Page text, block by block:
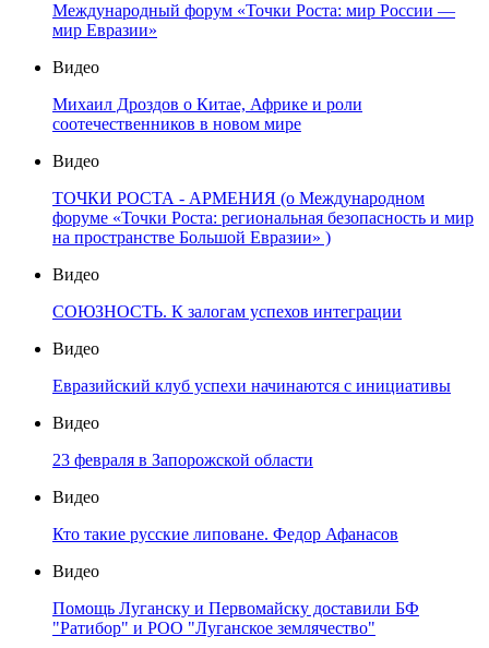
Международный форум «Точки Роста: мир России —
мир Евразии»
Видео
Михаил Дроздов о Китае, Африке и роли
соотечественников в новом мире
Видео
ТОЧКИ РОСТА - АРМЕНИЯ (о Международном
форуме «Точки Роста: региональная безопасность и мир
на пространстве Большой Евразии» )
Видео
СОЮЗНОСТЬ. К залогам успехов интеграции
Видео
Евразийский клуб успехи начинаются с инициативы
Видео
23 февраля в Запорожской области
Видео
Кто такие русские липоване. Федор Афанасов
Видео
Помощь Луганску и Первомайску доставили БФ
"Ратибор" и РОО "Луганское землячество"